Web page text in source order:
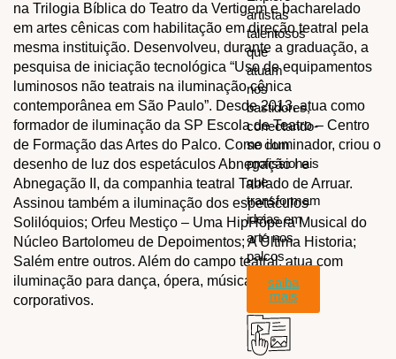
artistas
talentosos
que
atuam
nos
bastidores,
conectando-
se com
profissionais
que
transformam
ideias em
arte nos
palcos.
saiba
mais
na Trilogia Bíblica do Teatro da Vertigem e bacharelado
em artes cênicas com habilitação em direção teatral pela
mesma instituição. Desenvolveu, durante a graduação, a
pesquisa de iniciação tecnológica “Uso de equipamentos
luminosos não teatrais na iluminação cênica
contemporânea em São Paulo”. Desde 2013, atua como
formador de iluminação da SP Escola de Teatro – Centro
de Formação das Artes do Palco. Como iluminador, criou o
desenho de luz dos espetáculos Abnegação I e
Abnegação II, da companhia teatral Tablado de Arruar.
Assinou também a iluminação dos espetáculos
Solilóquios; Orfeu Mestiço – Uma HipHópera Musical do
Núcleo Bartolomeu de Depoimentos; A Última Historia;
Salém entre outros. Além do campo teatral, atua com
iluminação para dança, ópera, música e eventos
corporativos.